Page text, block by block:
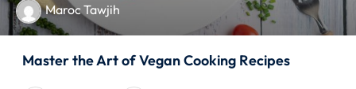
Maroc Tawjih
Master the Art of Vegan Cooking Recipes